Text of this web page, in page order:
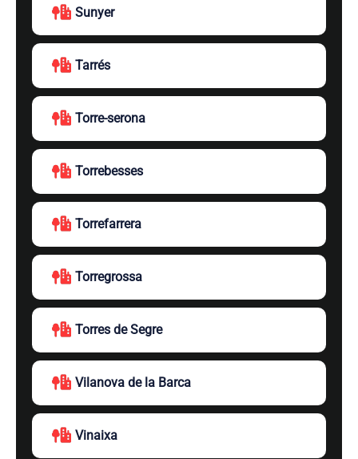
Sunyer
Tarrés
Torre-serona
Torrebesses
Torrefarrera
Torregrossa
Torres de Segre
Vilanova de la Barca
Vinaixa